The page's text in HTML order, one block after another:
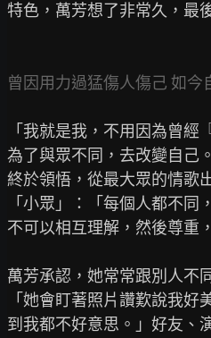
特色，萬芳想了非常久，最
曾因用力過猛傷人傷己 如今
「我就是我，不用因為曾經
為了與眾不同，去改變自己
終於領悟，從最大眾的情歌
「小眾」：「每個人都不同
不可以相互理解，然後尊重
萬芳承認，她常常跟別人不
「她會盯著照片讚歎說我好
到我都不好意思。」好友、